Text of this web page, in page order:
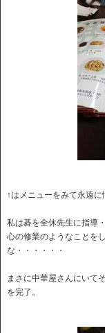
↑はメニューをみて永遠に
私は碁を全休先生に指導
心の修業のようなことを
な・・・・・・
まさに中華屋さんにいて
を完了。